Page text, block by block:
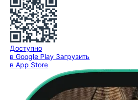
Доступно
в Google Play Загрузить
в App Store